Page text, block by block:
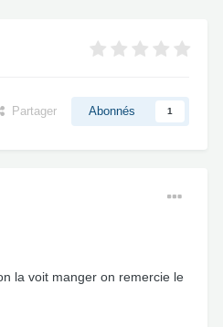
Partager Abonnés 1
la voit manger on remercie le